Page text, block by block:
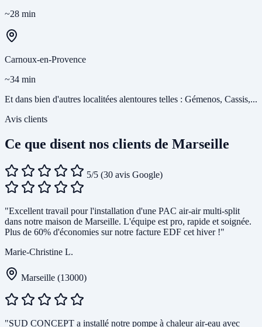
~28 min
Carnoux-en-Provence
~34 min
Et dans bien d'autres localitées alentoures telles : Gémenos, Cassis,...
Avis clients
Ce que disent nos clients de Marseille
5/5 (30 avis Google)
"Excellent travail pour l'installation d'une PAC air-air multi-split
dans notre maison de Marseille. L'équipe est pro, rapide et soignée.
Plus de 60% d'économies sur notre facture EDF cet hiver !"
Marie-Christine L.
Marseille (13000)
"SUD CONCEPT a installé notre pompe à chaleur air-eau avec